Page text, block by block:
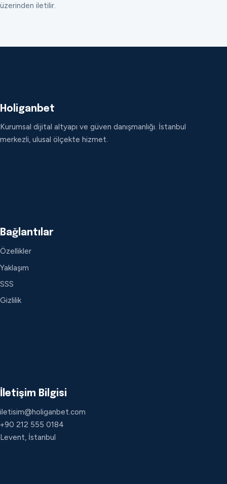
üzerinden iletilir.
Holiganbet
Kurumsal dijital altyapı ve güven danışmanlığı. İstanbul
merkezli, ulusal ölçekte hizmet.
Bağlantılar
Özellikler
Yaklaşım
SSS
Gizlilik
İletişim Bilgisi
iletisim@holiganbet.com
+90 212 555 0184
Levent, İstanbul